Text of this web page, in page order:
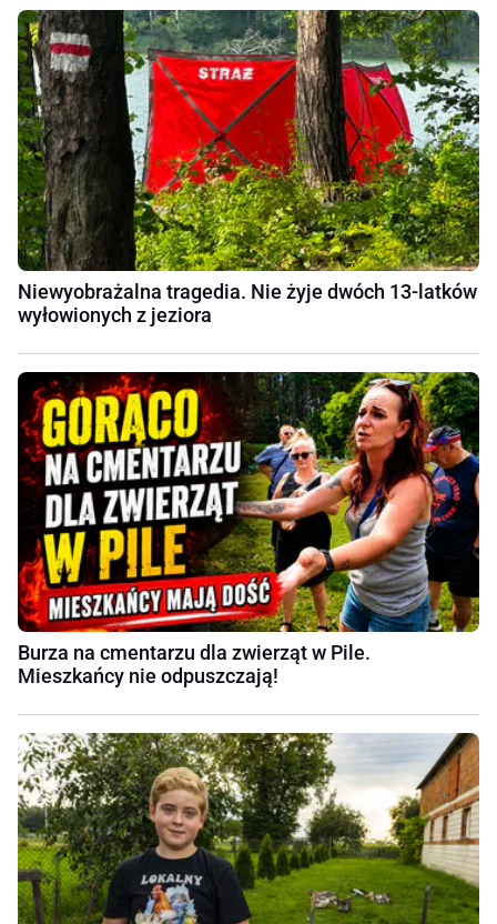
Niewyobrażalna tragedia. Nie żyje dwóch 13-latków
wyłowionych z jeziora
Burza na cmentarzu dla zwierząt w Pile.
Mieszkańcy nie odpuszczają!